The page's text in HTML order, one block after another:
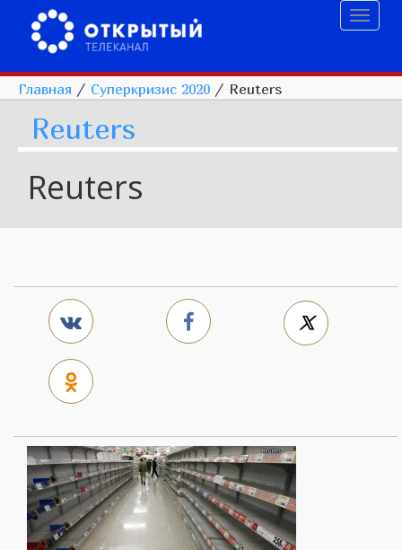
Главная / Суперкризис 2020 / Reuters
Reuters
Reuters